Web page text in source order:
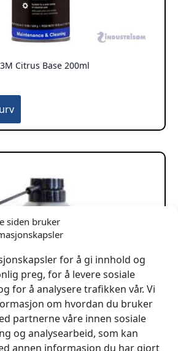
siden bruker
for å gi innhold og
preg, for å levere sosiale
for å analysere trafikken vår. Vi
om hvordan du bruker
partnerne våre innen sosiale
og analysearbeid, som kan
annen informasjon du har gjort
Citrus Base 200ml